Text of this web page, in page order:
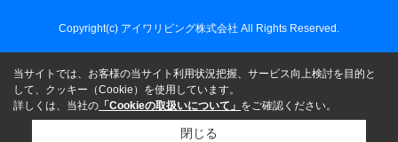
Copyright(c) アイワリビング株式会社 All Rights Reserved.
当サイトでは、お客様の当サイト利用状況把握、サービス向上検討を目的と
して、クッキー（Cookie）を使用しています。
詳しくは、当社の 「Cookieの取扱いについて」 をご確認ください。
閉じる